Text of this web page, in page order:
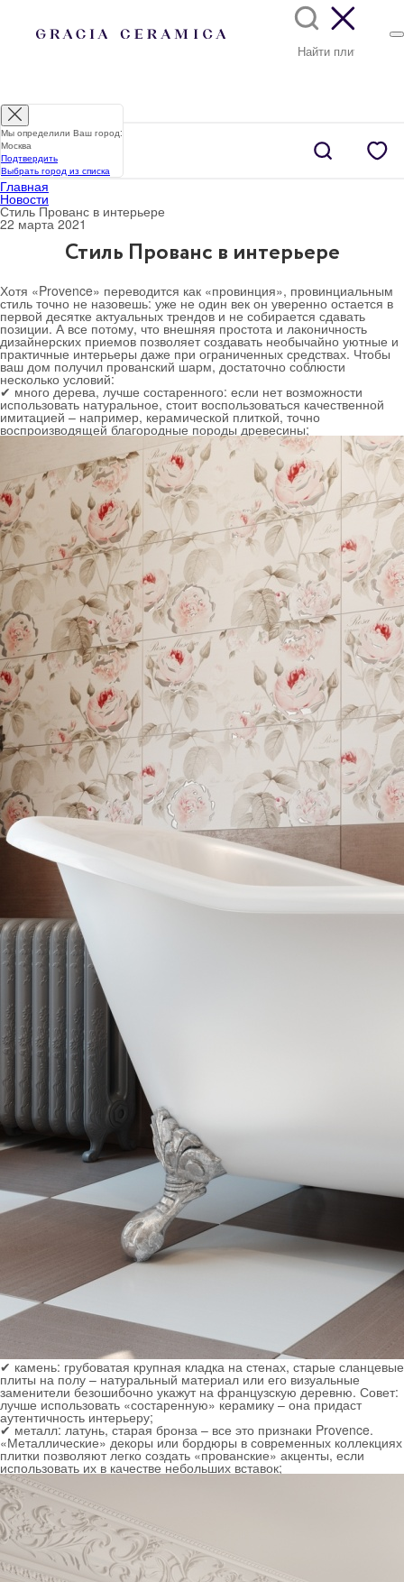
Главная
Новости
Стиль Прованс в интерьере
22 марта 2021
Стиль Прованс в интерьере
Хотя «Provence» переводится как «провинция», провинциальным
стиль точно не назовешь: уже не один век он уверенно остается в
первой десятке актуальных трендов и не собирается сдавать
позиции. А все потому, что внешняя простота и лаконичность
дизайнерских приемов позволяет создавать необычайно уютные и
практичные интерьеры даже при ограниченных средствах. Чтобы
ваш дом получил прованский шарм, достаточно соблюсти
несколько условий:
✔ много дерева, лучше состаренного: если нет возможности
использовать натуральное, стоит воспользоваться качественной
имитацией – например, керамической плиткой, точно
воспроизводящей благородные породы древесины;
✔ камень: грубоватая крупная кладка на стенах, старые сланцевые
плиты на полу – натуральный материал или его визуальные
заменители безошибочно укажут на французскую деревню. Совет:
лучше использовать «состаренную» керамику – она придаст
аутентичность интерьеру;
✔ металл: латунь, старая бронза – все это признаки Provence.
«Металлические» декоры или бордюры в современных коллекциях
плитки позволяют легко создать «прованские» акценты, если
использовать их в качестве небольших вставок;
Мы определили Ваш город:
Москва
Подтвердить
Выбрать город из списка